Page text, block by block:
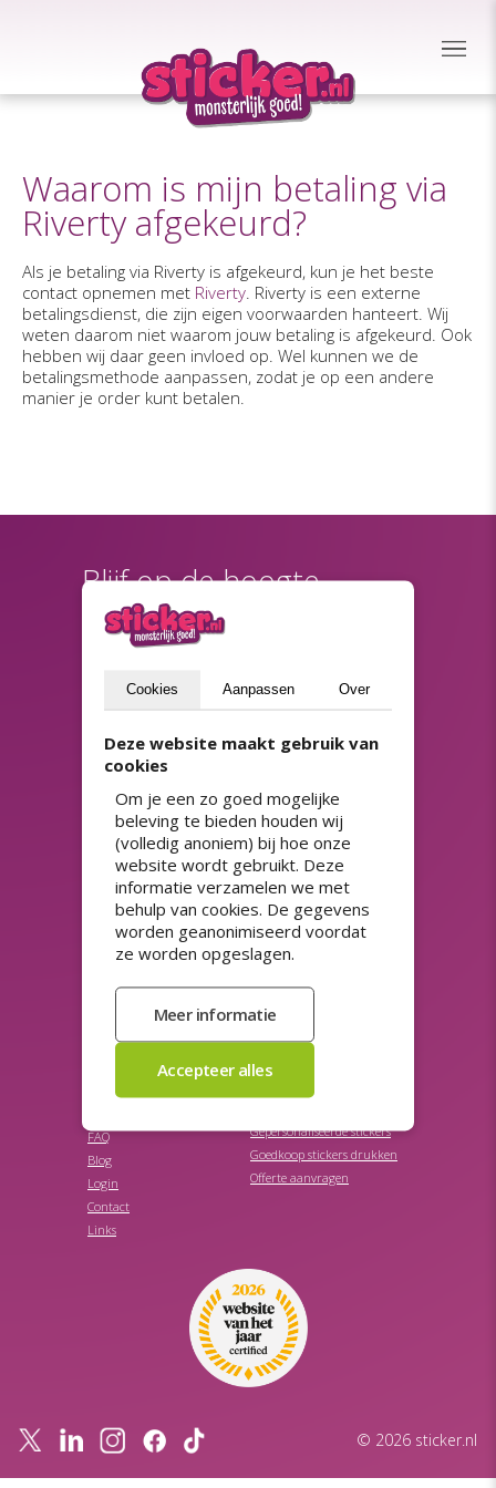
Waarom is mijn betaling via
Riverty afgekeurd?
Als je betaling via Riverty is afgekeurd, kun je het beste
contact opnemen met Riverty. Riverty is een externe
betalingsdienst, die zijn eigen voorwaarden hanteert. Wij
weten daarom niet waarom jouw betaling is afgekeurd. Ook
hebben wij daar geen invloed op. Wel kunnen we de
betalingsmethode aanpassen, zodat je op een andere
manier je order kunt betalen.
Blijf op de hoogte
(privacyverklaring)
ASSORTIMENT
Adresstickers
Herbruikbare stickers
Horeca stickers
Koopzegels
Kortingsstickers
Magneetsticker auto
Naamstickers drukken
Niet verwijderbare stickers
Promotie stickers
Promotionele stickers
QR-code stickers
Raamfolie
Spaarzegels
Stickerpapier
Stickers 50 jaar
Stickers met sterke lijm
Streepjescode stickers
Transparante stickers
Veiligheidsstickers
STICKER.NL
Over ons
FAQ
Blog
Login
Contact
Links
SNEL NAAR
Gepersonaliseerde stickers
Goedkoop stickers drukken
Offerte aanvragen
© 2026 sticker.nl
Cookies Aanpassen Over
Deze website maakt gebruik van
cookies
Om je een zo goed mogelijke
beleving te bieden houden wij
(volledig anoniem) bij hoe onze
website wordt gebruikt. Deze
informatie verzamelen we met
behulp van cookies. De gegevens
worden geanonimiseerd voordat
ze worden opgeslagen.